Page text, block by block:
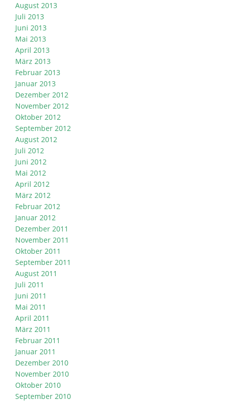
August 2013
Juli 2013
Juni 2013
Mai 2013
April 2013
März 2013
Februar 2013
Januar 2013
Dezember 2012
November 2012
Oktober 2012
September 2012
August 2012
Juli 2012
Juni 2012
Mai 2012
April 2012
März 2012
Februar 2012
Januar 2012
Dezember 2011
November 2011
Oktober 2011
September 2011
August 2011
Juli 2011
Juni 2011
Mai 2011
April 2011
März 2011
Februar 2011
Januar 2011
Dezember 2010
November 2010
Oktober 2010
September 2010